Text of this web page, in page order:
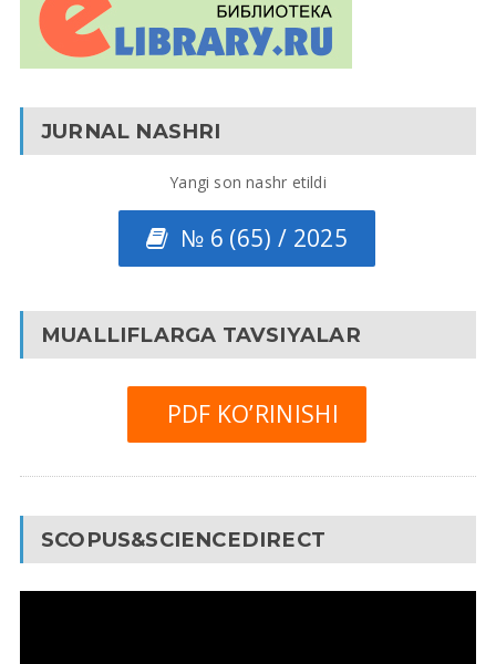
JURNAL NASHRI
Yangi son nashr etildi
№ 6 (65) / 2025
MUALLIFLARGA TAVSIYALAR
PDF KO’RINISHI
SCOPUS&SCIENCEDIRECT